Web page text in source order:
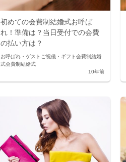
初めての会費制結婚式お呼ば
れ！準備は？当日受付での会費
の払い方は？
お呼ばれ・ゲスト ご祝儀・ギフト会費制結婚
式会費制結婚式
10年前